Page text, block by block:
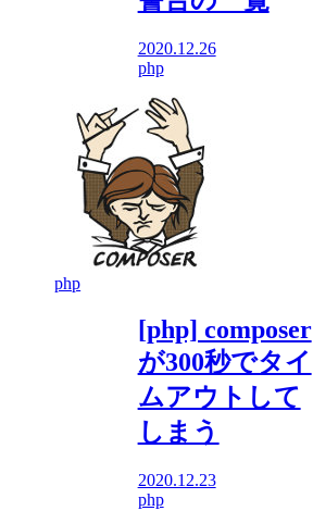
2020.12.26
php
php
[php] composer
が300秒でタイ
ムアウトして
しまう
2020.12.23
php